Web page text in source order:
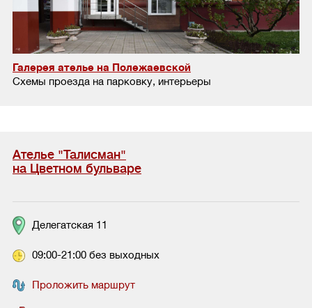
Галерея ателье на Полежаевской
Схемы проезда на парковку, интерьеры
Ателье "Талисман"
на Цветном бульваре
Делегатская 11
09:00-21:00 без выходных
Проложить маршрут